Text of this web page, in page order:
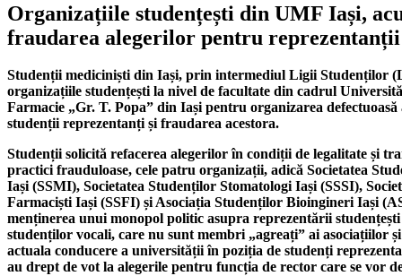
Organizațiile studențești din UMF Iași,
fraudarea alegerilor pentru
Studenții mediciniști din Iași, prin intermediul Ligii Studenților
organizațiile studențești la nivel de facultate din cadrul
Farmacie „Gr. T. Popa” din Iași pentru organizarea
studenții reprezentanți și fraudarea acestora.
Studenții solicită refacerea alegerilor în condiții de legalitate și
practici frauduloase, cele patru organizații, adică Societatea
Iași (SSMI), Societatea Studenților Stomatologi Iași (SSSI),
Farmaciști Iași (SSFI) și Asociația Studenților Bioingineri Iași
menținerea unui monopol politic asupra reprezentării
studenților vocali, care nu sunt membri „agreați” ai asociațiilor
actuala conducere a universității în poziția de studenți
au drept de vot la alegerile pentru funcția de rector care se vor